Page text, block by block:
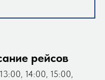
рейсов
14:00, 15:00,